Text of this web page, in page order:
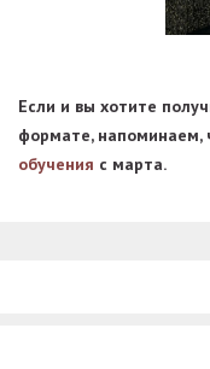
Если и вы хотите
формате, напоминаем,
обучения с марта.